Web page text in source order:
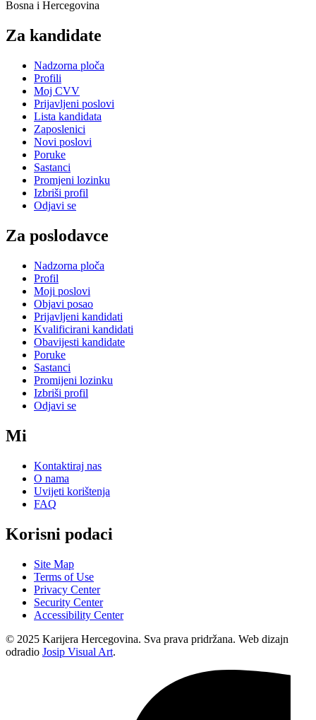
Bosna i Hercegovina
Za kandidate
Nadzorna ploča
Profili
Moj CVV
Prijavljeni poslovi
Lista kandidata
Zaposlenici
Novi poslovi
Poruke
Sastanci
Promjeni lozinku
Izbriši profil
Odjavi se
Za poslodavce
Nadzorna ploča
Profil
Moji poslovi
Objavi posao
Prijavljeni kandidati
Kvalificirani kandidati
Obavijesti kandidate
Poruke
Sastanci
Promijeni lozinku
Izbriši profil
Odjavi se
Mi
Kontaktiraj nas
O nama
Uvijeti korištenja
FAQ
Korisni podaci
Site Map
Terms of Use
Privacy Center
Security Center
Accessibility Center
© 2025 Karijera Hercegovina. Sva prava pridržana. Web dizajn
odradio Josip Visual Art.